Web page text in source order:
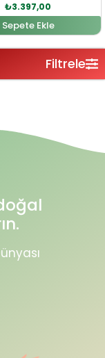
₺3.397,00
Sepete Ekle
Filtrele